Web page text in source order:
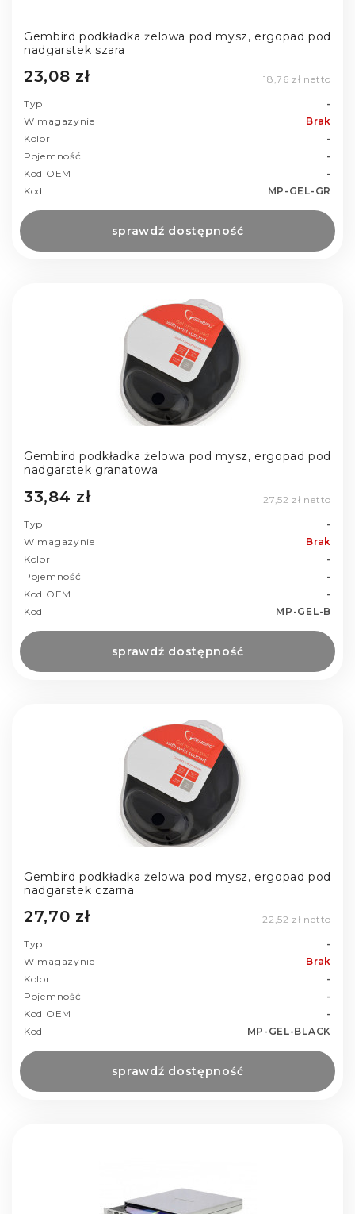
Gembird podkładka żelowa pod mysz, ergopad pod
nadgarstek szara
23,08 zł 18,76 zł netto
Typ
-
W magazynie
Brak
Kolor
-
Pojemność
-
Kod OEM
-
Kod
MP-GEL-GR
sprawdź dostępność
Gembird podkładka żelowa pod mysz, ergopad pod
nadgarstek granatowa
33,84 zł 27,52 zł netto
Typ
-
W magazynie
Brak
Kolor
-
Pojemność
-
Kod OEM
-
Kod
MP-GEL-B
sprawdź dostępność
Gembird podkładka żelowa pod mysz, ergopad pod
nadgarstek czarna
27,70 zł 22,52 zł netto
Typ
-
W magazynie
Brak
Kolor
-
Pojemność
-
Kod OEM
-
Kod
MP-GEL-BLACK
sprawdź dostępność